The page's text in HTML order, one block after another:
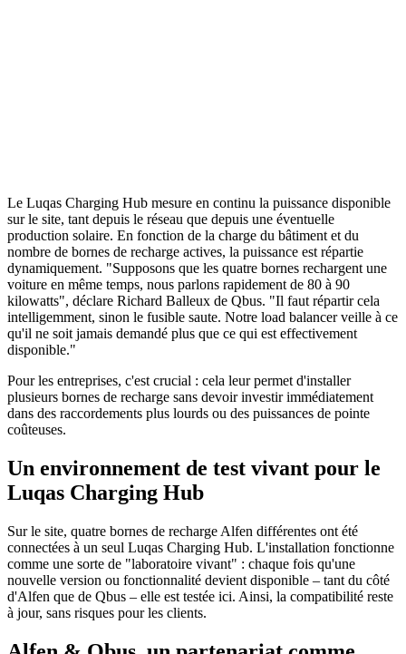
Le Luqas Charging Hub mesure en continu la puissance disponible
sur le site, tant depuis le réseau que depuis une éventuelle
production solaire. En fonction de la charge du bâtiment et du
nombre de bornes de recharge actives, la puissance est répartie
dynamiquement. "Supposons que les quatre bornes rechargent une
voiture en même temps, nous parlons rapidement de 80 à 90
kilowatts", déclare Richard Balleux de Qbus. "Il faut répartir cela
intelligemment, sinon le fusible saute. Notre load balancer veille à ce
qu'il ne soit jamais demandé plus que ce qui est effectivement
disponible."
Pour les entreprises, c'est crucial : cela leur permet d'installer
plusieurs bornes de recharge sans devoir investir immédiatement
dans des raccordements plus lourds ou des puissances de pointe
coûteuses.
Un environnement de test vivant pour le
Luqas Charging Hub
Sur le site, quatre bornes de recharge Alfen différentes ont été
connectées à un seul Luqas Charging Hub. L'installation fonctionne
comme une sorte de "laboratoire vivant" : chaque fois qu'une
nouvelle version ou fonctionnalité devient disponible – tant du côté
d'Alfen que de Qbus – elle est testée ici. Ainsi, la compatibilité reste
à jour, sans risques pour les clients.